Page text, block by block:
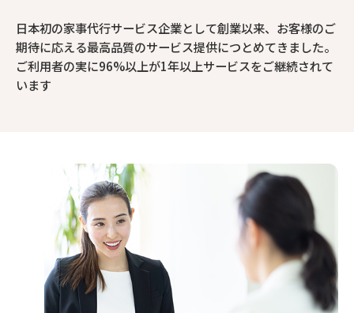
日本初の家事代行サービス企業として創業以来、お客様のご
期待に応える最高品質のサービス提供につとめてきました。
ご利用者の実に96%以上が1年以上サービスをご継続されて
います